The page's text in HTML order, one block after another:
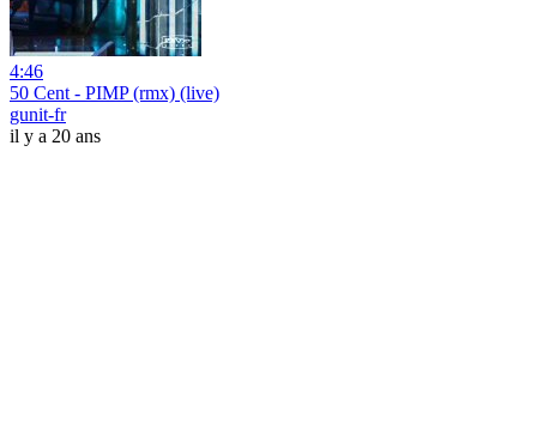
4:46
50 Cent - PIMP (rmx) (live)
gunit-fr
il y a 20 ans